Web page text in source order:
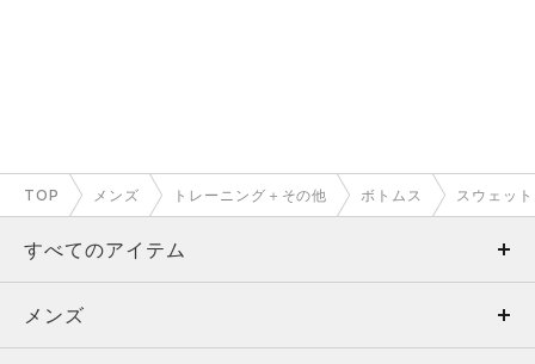
TOP メンズ トレーニング＋その他 ボトムス スウェッ
すべてのアイテム
メンズ
メンズ